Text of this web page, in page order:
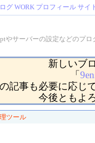
グ WORK プロフィール サイ
やサーバーの設定などのプ
新しいブ
「
記事も必要に応じ
今後ともよ
ツール